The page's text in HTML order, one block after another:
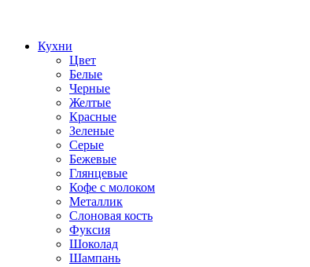
Кухни
Цвет
Белые
Черные
Желтые
Красные
Зеленые
Серые
Бежевые
Глянцевые
Кофе с молоком
Металлик
Слоновая кость
Фуксия
Шоколад
Шампань